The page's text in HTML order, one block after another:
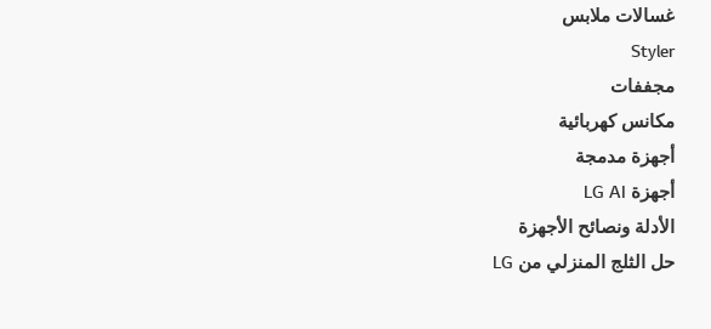
غسالات ملابس
Styler
مجففات
مكانس كهربائية
أجهزة مدمجة
أجهزة LG AI
الأدلة ونصائح الأجهزة
حل الثلج المنزلي من LG